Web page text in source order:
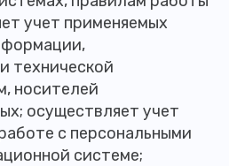
учет применяемых
технической
носителей
осуществляет учет
с персональными
системе;